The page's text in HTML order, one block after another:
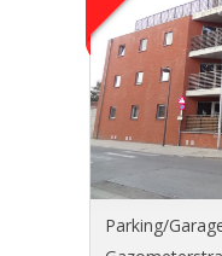
Parking/